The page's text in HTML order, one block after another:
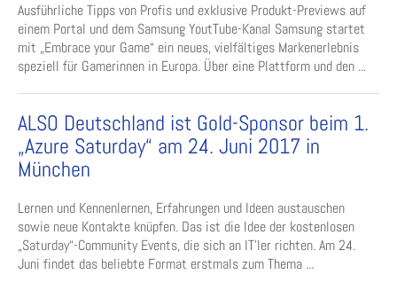
Ausführliche Tipps von Profis und exklusive Produkt-Previews auf
einem Portal und dem Samsung YoutTube-Kanal Samsung startet
mit „Embrace your Game“ ein neues, vielfältiges Markenerlebnis
speziell für Gamerinnen in Europa. Über eine Plattform und den ...
ALSO Deutschland ist Gold-Sponsor beim 1.
„Azure Saturday“ am 24. Juni 2017 in
München
Lernen und Kennenlernen, Erfahrungen und Ideen austauschen
sowie neue Kontakte knüpfen. Das ist die Idee der kostenlosen
„Saturday“-Community Events, die sich an IT’ler richten. Am 24.
Juni findet das beliebte Format erstmals zum Thema ...